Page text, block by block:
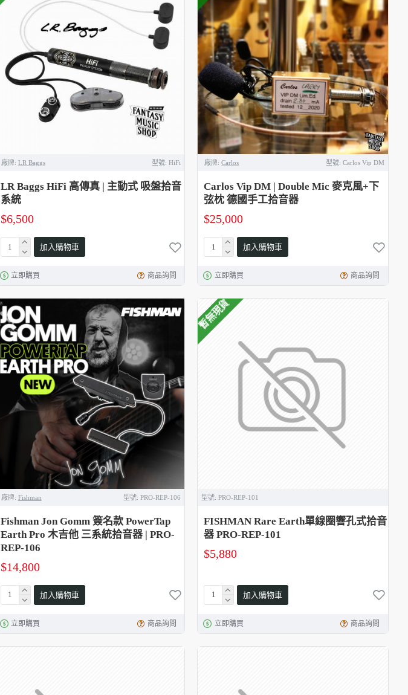
廠牌: LR Baggs 型號: HiFi
LR Baggs HiFi 高傳真 | 主動式 吸盤拾音
系統
$6,500
加入購物車
立即購買 商品詢問
廠牌: Carlos 型號: Carlos Vip DM
Carlos Vip DM | Double Mic 麥克風+下
弦枕 德國手工拾音器
$25,000
加入購物車
立即購買 商品詢問
廠牌: Fishman 型號: PRO-REP-106
Fishman Jon Gomm 簽名款 PowerTap
Earth Pro 木吉他 三系統拾音器 | PRO-
REP-106
$14,800
加入購物車
立即購買 商品詢問
暫無現貨
型號: PRO-REP-101
FISHMAN Rare Earth單線圈響孔式拾音
器 PRO-REP-101
$5,880
加入購物車
立即購買 商品詢問